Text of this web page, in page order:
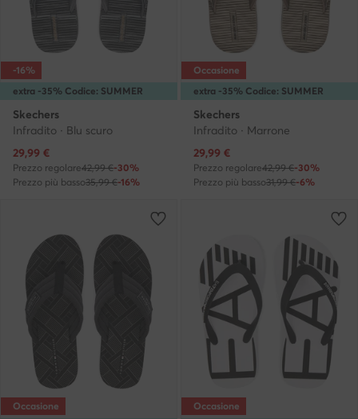
extra -35% Codice: SUMMER
-16%
Skechers
Infradito · Blu scuro
Prezzo attuale
29,99 €
Prezzo regolare42,99 €-30%
Prezzo più basso35,99 €-16%
extra -35% Codice: SUMMER
Occasione
Skechers
Infradito · Marrone
Prezzo attuale
29,99 €
Prezzo regolare42,99 €-30%
Prezzo più basso31,99 €-6%
Occasione Occasione